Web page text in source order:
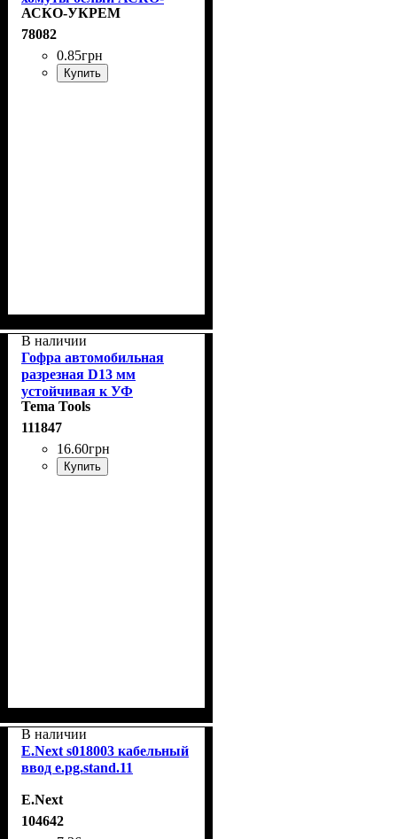
УКРЕМ A0150090015
АСКО-УКРЕМ
78082
0.85грн
Купить
В наличии
Гофра автомобильная
разрезная D13 мм
устойчивая к УФ
-излучению
Tema Tools
111847
16.60грн
Купить
В наличии
E.Next s018003 кабельный
ввод e.pg.stand.11
E.Next
104642